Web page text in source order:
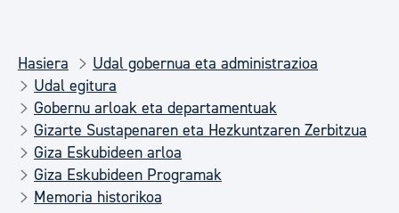
Hasiera
Udal gobernua eta administrazioa
Udal egitura
Gobernu arloak eta departamentuak
Gizarte Sustapenaren eta Hezkuntzaren Zerbitzua
Giza Eskubideen arloa
Giza Eskubideen Programak
Memoria historikoa